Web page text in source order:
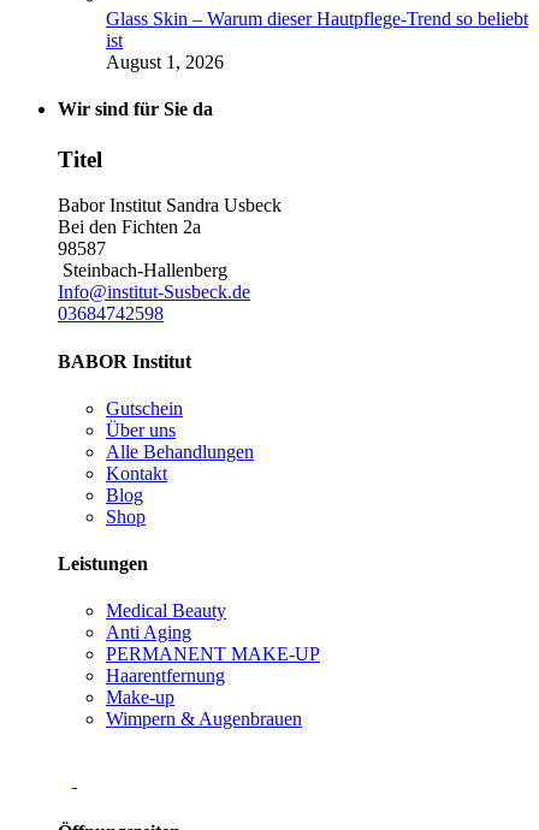
Glass Skin – Warum dieser Hautpflege-Trend so beliebt
ist
August 1, 2026
Wir sind für Sie da
Titel
Babor Institut Sandra Usbeck
Bei den Fichten 2a
98587
Steinbach-Hallenberg
Info@institut-Susbeck.de
03684742598
BABOR Institut
Gutschein
Über uns
Alle Behandlungen
Kontakt
Blog
Shop
Leistungen
Medical Beauty
Anti Aging
PERMANENT MAKE-UP
Haarentfernung
Make-up
Wimpern & Augenbrauen